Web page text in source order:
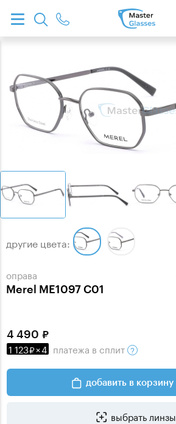
оправа
Merel ME1097 C01
другие цвета:
4 490
1 123 ×4 платежа в сплит
добавить в корзину
выбрать линзы